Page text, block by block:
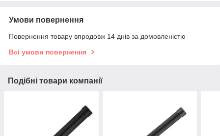
Умови повернення
Повернення товару впродовж 14 днів за домовленістю
Всі умови повернення
Подібні товари компанії